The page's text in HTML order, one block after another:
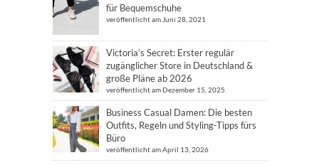
für Bequemschuhe
veröffentlicht am Juni 28, 2021
Victoria’s Secret: Erster regulär
zugänglicher Store in Deutschland &
große Pläne ab 2026
veröffentlicht am Dezember 15, 2025
Business Casual Damen: Die besten
Outfits, Regeln und Styling-Tipps fürs
Büro
veröffentlicht am April 13, 2026